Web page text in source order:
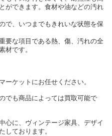
ができます。食材や油などの汚れ
で、いつまでもきれいな状態を保
要な項目である熱、傷、汚れの全
材です。
ーケットにお任せください。
でも商品によっては買取可能で
心に、ヴィンテージ家具、デザイ
しております。